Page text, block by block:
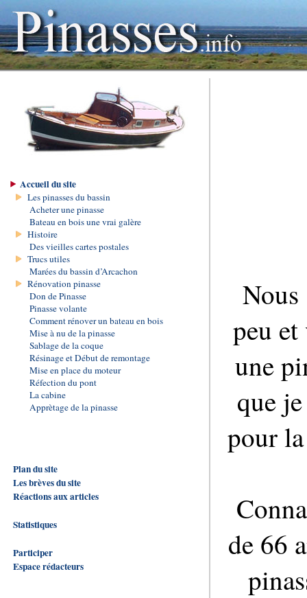
Accueil du site
Les pinasses du bassin
Acheter une pinasse
Bateau en bois une vrai galère
Histoire
Des vieilles cartes postales
Trucs utiles
Marées du bassin d’Arcachon
Rénovation pinasse
Don de Pinasse
Pinasse volante
Comment rénover un bateau en bois
Mise à nu de la pinasse
Sablage de la coque
Résinage et Début de remontage
Mise en place du moteur
Réfection du pont
La cabine
Apprètage de la pinasse
Plan du site
Les brèves du site
Réactions aux articles
Statistiques
Participer
Espace rédacteurs
Nous
peu
une
que
pour
de 66